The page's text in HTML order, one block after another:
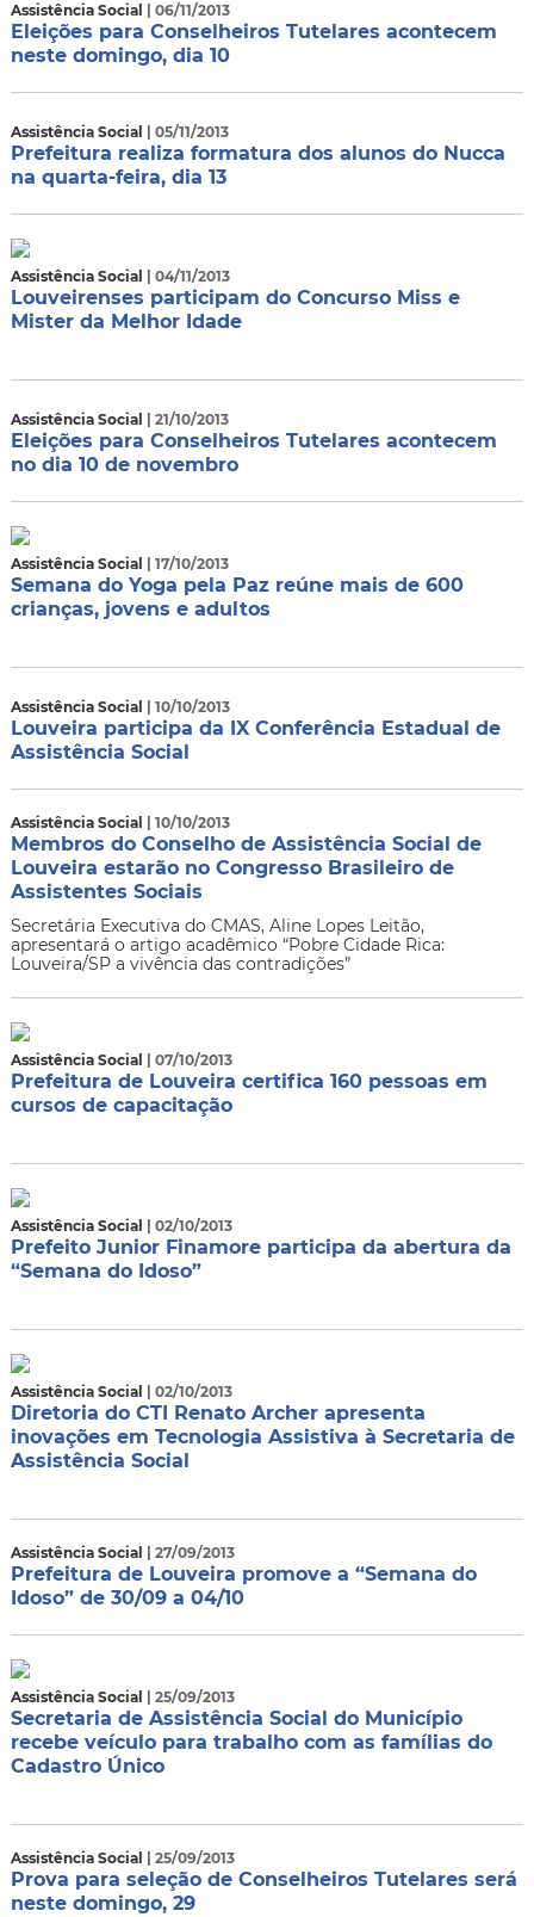
Assistência Social | 06/11/2013
Eleições para Conselheiros Tutelares acontecem
neste domingo, dia 10
Assistência Social | 05/11/2013
Prefeitura realiza formatura dos alunos do Nucca
na quarta-feira, dia 13
Assistência Social | 04/11/2013
Louveirenses participam do Concurso Miss e
Mister da Melhor Idade
Assistência Social | 21/10/2013
Eleições para Conselheiros Tutelares acontecem
no dia 10 de novembro
Assistência Social | 17/10/2013
Semana do Yoga pela Paz reúne mais de 600
crianças, jovens e adultos
Assistência Social | 10/10/2013
Louveira participa da IX Conferência Estadual de
Assistência Social
Assistência Social | 10/10/2013
Membros do Conselho de Assistência Social de
Louveira estarão no Congresso Brasileiro de
Assistentes Sociais
Secretária Executiva do CMAS, Aline Lopes Leitão,
apresentará o artigo acadêmico “Pobre Cidade Rica:
Louveira/SP a vivência das contradições”
Assistência Social | 07/10/2013
Prefeitura de Louveira certifica 160 pessoas em
cursos de capacitação
Assistência Social | 02/10/2013
Prefeito Junior Finamore participa da abertura da
“Semana do Idoso”
Assistência Social | 02/10/2013
Diretoria do CTI Renato Archer apresenta
inovações em Tecnologia Assistiva à Secretaria de
Assistência Social
Assistência Social | 27/09/2013
Prefeitura de Louveira promove a “Semana do
Idoso” de 30/09 a 04/10
Assistência Social | 25/09/2013
Secretaria de Assistência Social do Município
recebe veículo para trabalho com as famílias do
Cadastro Único
Assistência Social | 25/09/2013
Prova para seleção de Conselheiros Tutelares será
neste domingo, 29